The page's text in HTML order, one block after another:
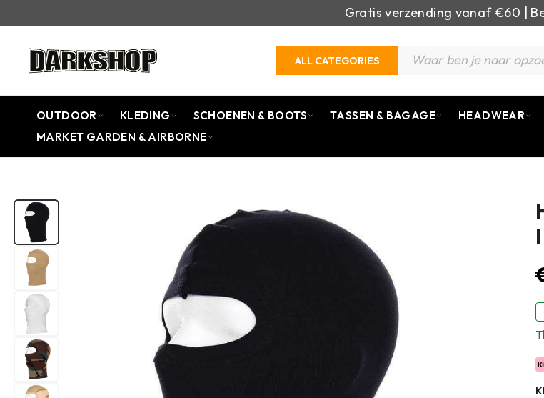
Gratis verzending vanaf €60 |
ALL CATEGORIES
OUTDOOR KLEDING SCHOENEN & BOOTS TASSEN & BAGAGE HEADWEAR
MARKET GARDEN & AIRBORNE